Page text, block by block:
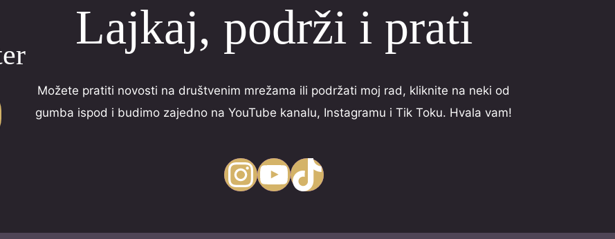
Lajkaj, podrži i prati
Možete pratiti novosti na društvenim mrežama ili podržati moj rad, kliknite na neki od
gumba ispod i budimo zajedno na YouTube kanalu, Instagramu i Tik Toku. Hvala vam!
InstagramYouTube TikTok